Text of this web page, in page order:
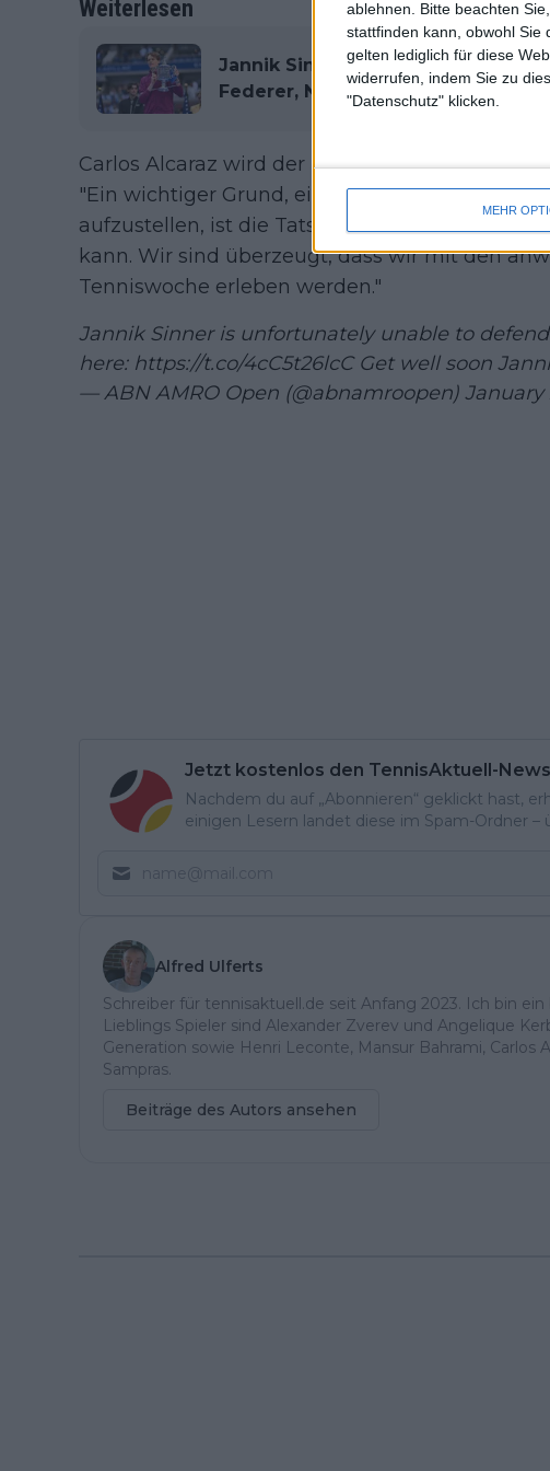
ablehnen. Bitte beachten
stattfinden kann, obwohl Sie
gelten lediglich für diese
widerrufen, indem Sie zu
"Datenschutz" klicken.
MEHR
Weiterlesen
Jannik Sinners Trainer glaubt,
Federer, Nadal und Djokovic treten
Carlos Alcaraz wird der Topgesetzte der ABN
"Ein wichtiger Grund, ein breites
aufzustellen, ist die Tatsache, dass man mit
kann. Wir sind überzeugt, dass wir mit den
Tenniswoche erleben werden."
Jannik Sinner is unfortunately unable to
here: https://t.co/4cC5t26lcCGet well soon
— ABN AMRO Open (@abnamroopen) January
Jetzt kostenlos den TennisAktuell-
Nachdem du auf „Abonnieren“ geklickt hast,
einigen Lesern landet diese im Spam-Ordner –
Alfred Ulferts
Schreiber für tennisaktuell.de seit Anfang 2023. Ich bin
Lieblings Spieler sind Alexander Zverev und Angelique
Generation sowie Henri Leconte, Mansur Bahrami, Carlos
Sampras.
Beiträge des Autors ansehen